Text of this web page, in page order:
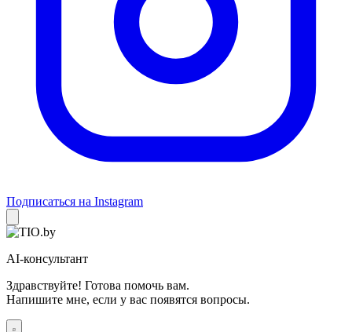
Подписаться на Instagram
AI-консультант
Здравствуйте! Готова помочь вам.
Напишите мне, если у вас появятся вопросы.